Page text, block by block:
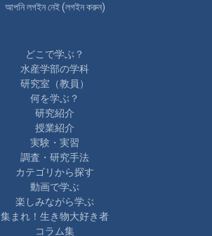
আপনি লগইন নেই (লগইন করুন)
どこで学ぶ？
水産学部の学科
研究室（教員）
何を学ぶ？
研究紹介
授業紹介
実験・実習
調査・研究手法
カテゴリから探す
動画で学ぶ
楽しみながら学ぶ
集まれ！生き物大好き者
コラム集